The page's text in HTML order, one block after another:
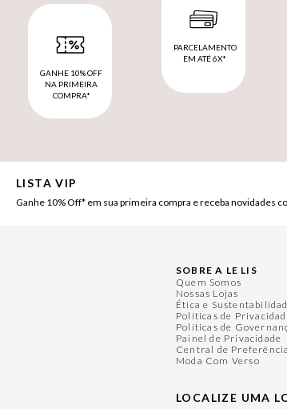
GANHE 10% OFF
NA PRIMEIRA
COMPRA*
PARCELAMENTO
EM ATÉ 6X*
LISTA VIP
Ganhe 10% Off* em sua primeira compra e receba novidades
SOBRE A LE LIS
Quem Somos
Nossas Lojas
Ética e
Políticas de
Políticas de
Painel de Privacidade
Central de
Moda Com Verso
LOCALIZE UMA